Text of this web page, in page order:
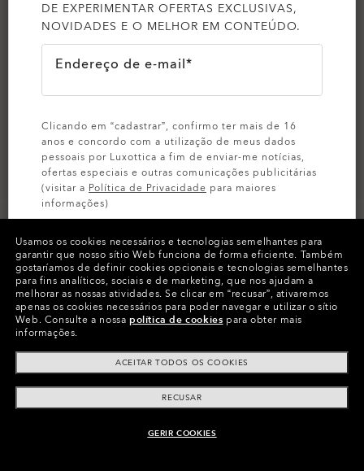
ADICIONAR AO CARRINHO
Cores (17) LentesChrome Iridium,
TRANSITIONS®
Informação do produto
Usamos os cookies necessários e tecnologias semelhantes para
garantir que nosso sítio Web funciona de forma eficiente. Também
gostaríamos de definir cookies opcionais e tecnologias semelhantes
para fins analíticos, sociais e de marketing, que nos ajudam a
melhorar as nossas atividades. Se clicar em “recusar”, ativaremos
apenas os cookies necessários para poder navegar e utilizar o sítio
Web. Consulte a nossapolítica de cookies para obter mais
informações.
ACEITAR TODOS OS COOKIES
RECUSAR
GERIR COOKIES
DE EXPERIMENTAR OFERTAS EXCLUSIVAS,
NOVIDADES E O MELHOR EM CONTEÚDO.
Endereço de e-mail*
Clicando em “cadastrar”, confirmo ter mais de 16
anos e concordo com a utilização de meus dados
pessoais por Luxottica a fim de enviar-me notícias,
ofertas especiais e outras comunicações publicitárias
(visitar a Política de Privacidade para maiores
informações)
INSCREVA-SE